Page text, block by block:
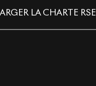
LA CHARTE RSE